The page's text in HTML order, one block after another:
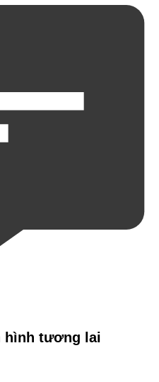
hình tương lai